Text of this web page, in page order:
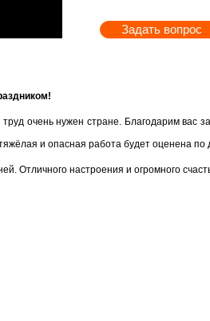
Задать вопрос
очень нужен стране. Бла­го­да­рим вас
и опас­ная ра­бо­та будет оце­не­на по
От­лич­но­го на­стро­е­ния и огром­но­го